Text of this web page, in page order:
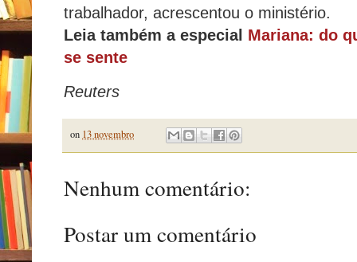
trabalhador, acrescentou o ministério.
Leia também a especial Mariana: do
se sente
Reuters
on 13 novembro
Nenhum comentário:
Postar um comentário